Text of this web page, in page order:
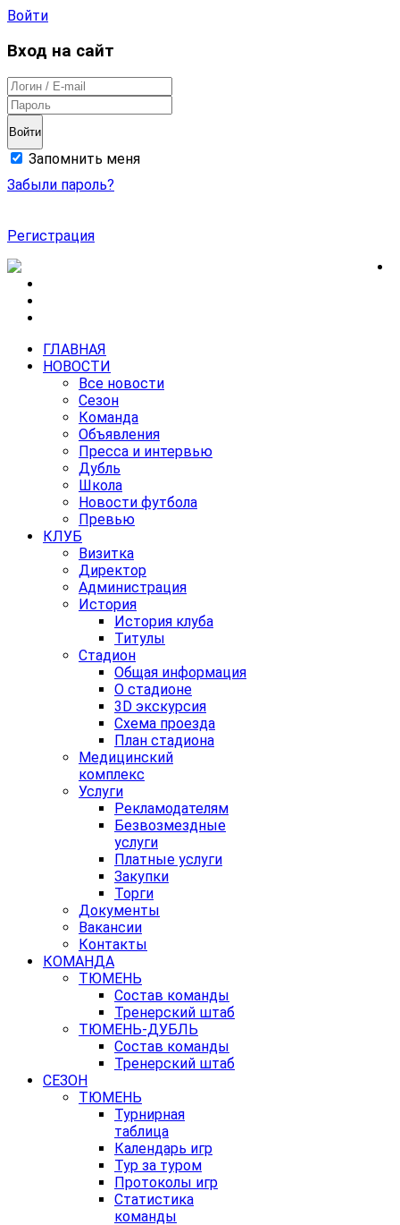
Войти
Вход на сайт
Войти
Запомнить меня
Забыли пароль?
Регистрация
ГЛАВНАЯ
НОВОСТИ
Все новости
Сезон
Команда
Объявления
Пресса и интервью
Дубль
Школа
Новости футбола
Превью
КЛУБ
Визитка
Директор
Администрация
История
История клуба
Титулы
Стадион
Общая информация
О стадионе
3D экскурсия
Схема проезда
План стадиона
Медицинский
комплекс
Услуги
Рекламодателям
Безвозмездные
услуги
Платные услуги
Закупки
Торги
Документы
Вакансии
Контакты
КОМАНДА
ТЮМЕНЬ
Состав команды
Тренерский штаб
ТЮМЕНЬ-ДУБЛЬ
Состав команды
Тренерский штаб
СЕЗОН
ТЮМЕНЬ
Турнирная
таблица
Календарь игр
Тур за туром
Протоколы игр
Статистика
команды